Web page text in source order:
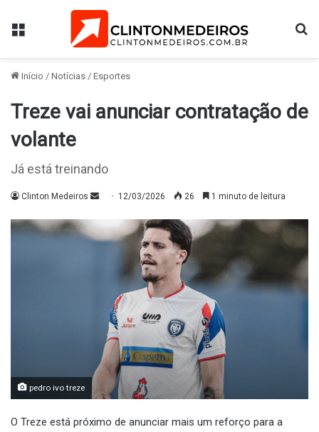
Menu
Início / Notícias / Esportes
Treze vai anunciar contratação de
volante
Já está treinando
Clinton Medeiros
Mande
e-
12/03/2026 26 1 minuto de leitura
pedro ivo treze
O Treze está próximo de anunciar mais um reforço para a